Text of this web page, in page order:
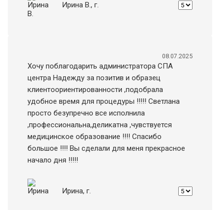
Ирина В., г.
08.07.2025
Хочу поблагодарить администратора СПА
центра Надежду за позитив и образец
клиентоориентированности ,подобрала
удобное время для процедуры !!!!! Светлана
просто безупречно все исполнила
,профессиональна,деликатна ,чувствуется
медицинское образование !!!! Спасибо
большое !!!! Вы сделали для меня прекрасное
начало дня !!!!!
Ирина, г.